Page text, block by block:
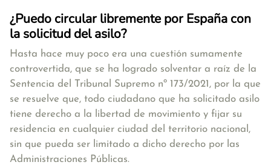
¿Puedo circular libremente por España con
la solicitud del asilo?
Hasta hace muy poco era una cuestión sumamente
controvertida, que se ha logrado solventar a raíz de la
Sentencia del Tribunal Supremo nº 173/2021, por la que
se resuelve que, todo ciudadano que ha solicitado asilo
tiene derecho a la libertad de movimiento y fijar su
residencia en cualquier ciudad del territorio nacional,
sin que pueda ser limitado a dicho derecho por las
Administraciones Públicas.